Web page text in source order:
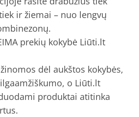
ir žiemai – nuo lengvų
prekių kokybė Liūti.lt
dėl aukštos kokybės,
o Liūti.lt
produktai atitinka